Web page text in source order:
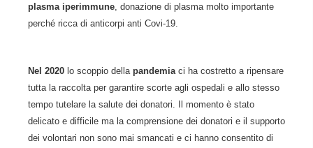
plasma iperimmune , donazione di plasma molto importante
perché ricca di anticorpi anti Covi-19.
Nel 2020 lo scoppio della pandemia ci ha costretto a ripensare
tutta la raccolta per garantire scorte agli ospedali e allo stesso
tempo tutelare la salute dei donatori. Il momento è stato
delicato e difficile ma la comprensione dei donatori e il supporto
dei volontari non sono mai smancati e ci hanno consentito di